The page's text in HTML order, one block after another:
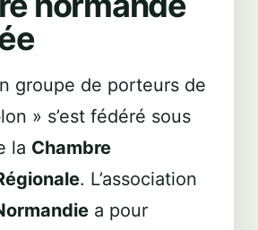
groupe de porteurs de
» s’est fédéré sous
la Chambre
. L’association
a pour